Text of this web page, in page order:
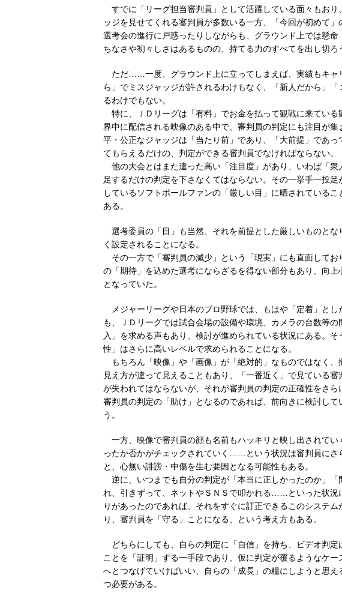
すでに「リーグ担当審判員」として活躍している面々もおり
ッジを見せてくれる審判員が多数いる一方、「今回が初めて」
選考会の進行に戸惑ったりしながらも、グラウンド上では懸命
ちなさや初々しさはあるものの、持てる力のすべてを出し切ろ
ただ……一度、グラウンド上に立ってしまえば、実績もキャ
ら」でミスジャッジが許されるわけもなく、「新人だから」「
るわけでもない。
特に、ＪＤリーグは「有料」でお金を払って観戦に来ている
界中に配信される映像のある中で、審判員の判定にも注目が
平・公正なジャッジは「当たり前」であり、「大前提」であ
てもらえるだけの、判定ができる審判員でなければならない。
他の大会とはまた違った高い「注目度」があり、いわば「衆
足するだけの判定を下さなくてはならない。その一挙手一投
しているソフトボールファンの「厳しい目」に晒されている
ある。
選考委員の「目」も当然、それを前提とした厳しいものとな
く設定されることになる。
その一方で「審判員の減少」という「現実」にも直面してお
の「期待」を込めた選考にならざるを得ない部分もあり、向
となっていた。
メジャーリーグや日本のプロ野球では、もはや「定着」とし
も、ＪＤリーグでは試合会場の設備や環境、カメラの台数等
入」を求める声もあり、検討が進められている状況にある。
性」はさらに高いレベルで求められることになる。
もちろん「映像」や「画像」が「絶対的」なものではなく、
見え方が違って見えることもあり、「一番近く」で見ている審
が失われてはならないが、それが審判員の判定の正確性をさ
審判員の判定の「助け」となるのであれば、前向きに検討し
う。
一方、映像で審判員の顔も名前もハッキリと映し出されてい
ったか否かがチェックされていく……という状況は審判員にさ
と、心無い誹謗・中傷を生む要因となる可能性もある。
逆に、いつまでも自分の判定が「本当に正しかったのか」「
れ、引きずって、ネットやＳＮＳで叩かれる……といった状況
りがあったのであれば、それをすぐに訂正できるこのシステ
り、審判員を「守る」ことになる、という考え方もある。
どちらにしても、自らの判定に「自信」を持ち、ビデオ判定
ことを「証明」する一手段であり、仮に判定が覆るようなケー
へとつなげていけばいい、自らの「成長」の糧にしようと思
つ必要がある。